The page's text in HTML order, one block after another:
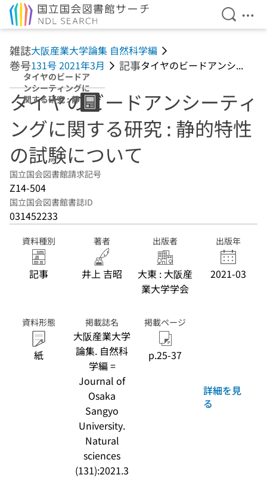
検索を
メ
雑誌大阪産業大学論集 自然科学編
巻号131号 2021年3月 記事タイヤのビードアンシ...
タイヤのビードア
ンシーティングに
関する研究 : 静的
特性の試験につい
タイヤのビードアンシーティ
ングに関する研究 : 静的特性
の試験について
国立国会図書館請求記号
Z14-504
国立国会図書館書誌ID
031452233
資料種別
記事
著者
井上 吉昭
出版者
大東 : 大阪産
業大学学会
出版年
2021-03
資料形態
紙
掲載誌名
大阪産業大学
論集. 自然科
学編 =
Journal of
Osaka
Sangyo
University.
Natural
sciences
(131):2021.3
掲載ページ
p.25-37
詳細を見
る